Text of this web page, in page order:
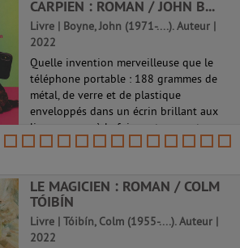
CARPIEN : ROMAN / JOHN B...
Livre | Boyne, John (1971-....). Auteur |
2022
Quelle invention merveilleuse que le
téléphone portable : 188 grammes de
métal, de verre et de plastique
enveloppés dans un écrin brillant aux
lignes pures, à la fois porte ouverte sur
d'autres mondes et arme perfide entre les
LE MAGICIEN : ROMAN / COLM
TÓIBÍN
Livre | Tóibín, Colm (1955-....). Auteur |
2022